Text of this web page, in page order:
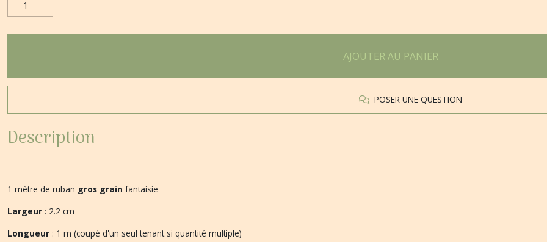
AJOUTER AU PANIER
POSER UNE QUESTION
Description
1 mètre de ruban gros grain fantaisie
Largeur : 2.2 cm
Longueur : 1 m (coupé d'un seul tenant si quantité multiple)